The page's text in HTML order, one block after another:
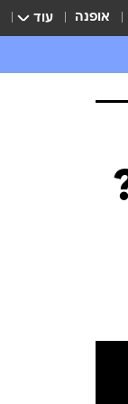
אופנה עוד